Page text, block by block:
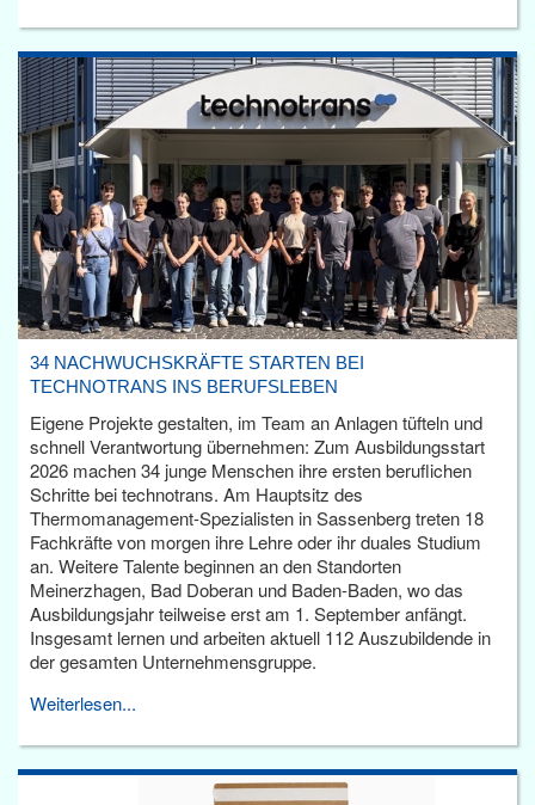
34 NACHWUCHSKRÄFTE STARTEN BEI
TECHNOTRANS INS BERUFSLEBEN
Eigene Projekte gestalten, im Team an Anlagen tüfteln und
schnell Verantwortung übernehmen: Zum Ausbildungsstart
2026 machen 34 junge Menschen ihre ersten beruflichen
Schritte bei technotrans. Am Hauptsitz des
Thermomanagement-Spezialisten in Sassenberg treten 18
Fachkräfte von morgen ihre Lehre oder ihr duales Studium
an. Weitere Talente beginnen an den Standorten
Meinerzhagen, Bad Doberan und Baden-Baden, wo das
Ausbildungsjahr teilweise erst am 1. September anfängt.
Insgesamt lernen und arbeiten aktuell 112 Auszubildende in
der gesamten Unternehmensgruppe.
Weiterlesen...